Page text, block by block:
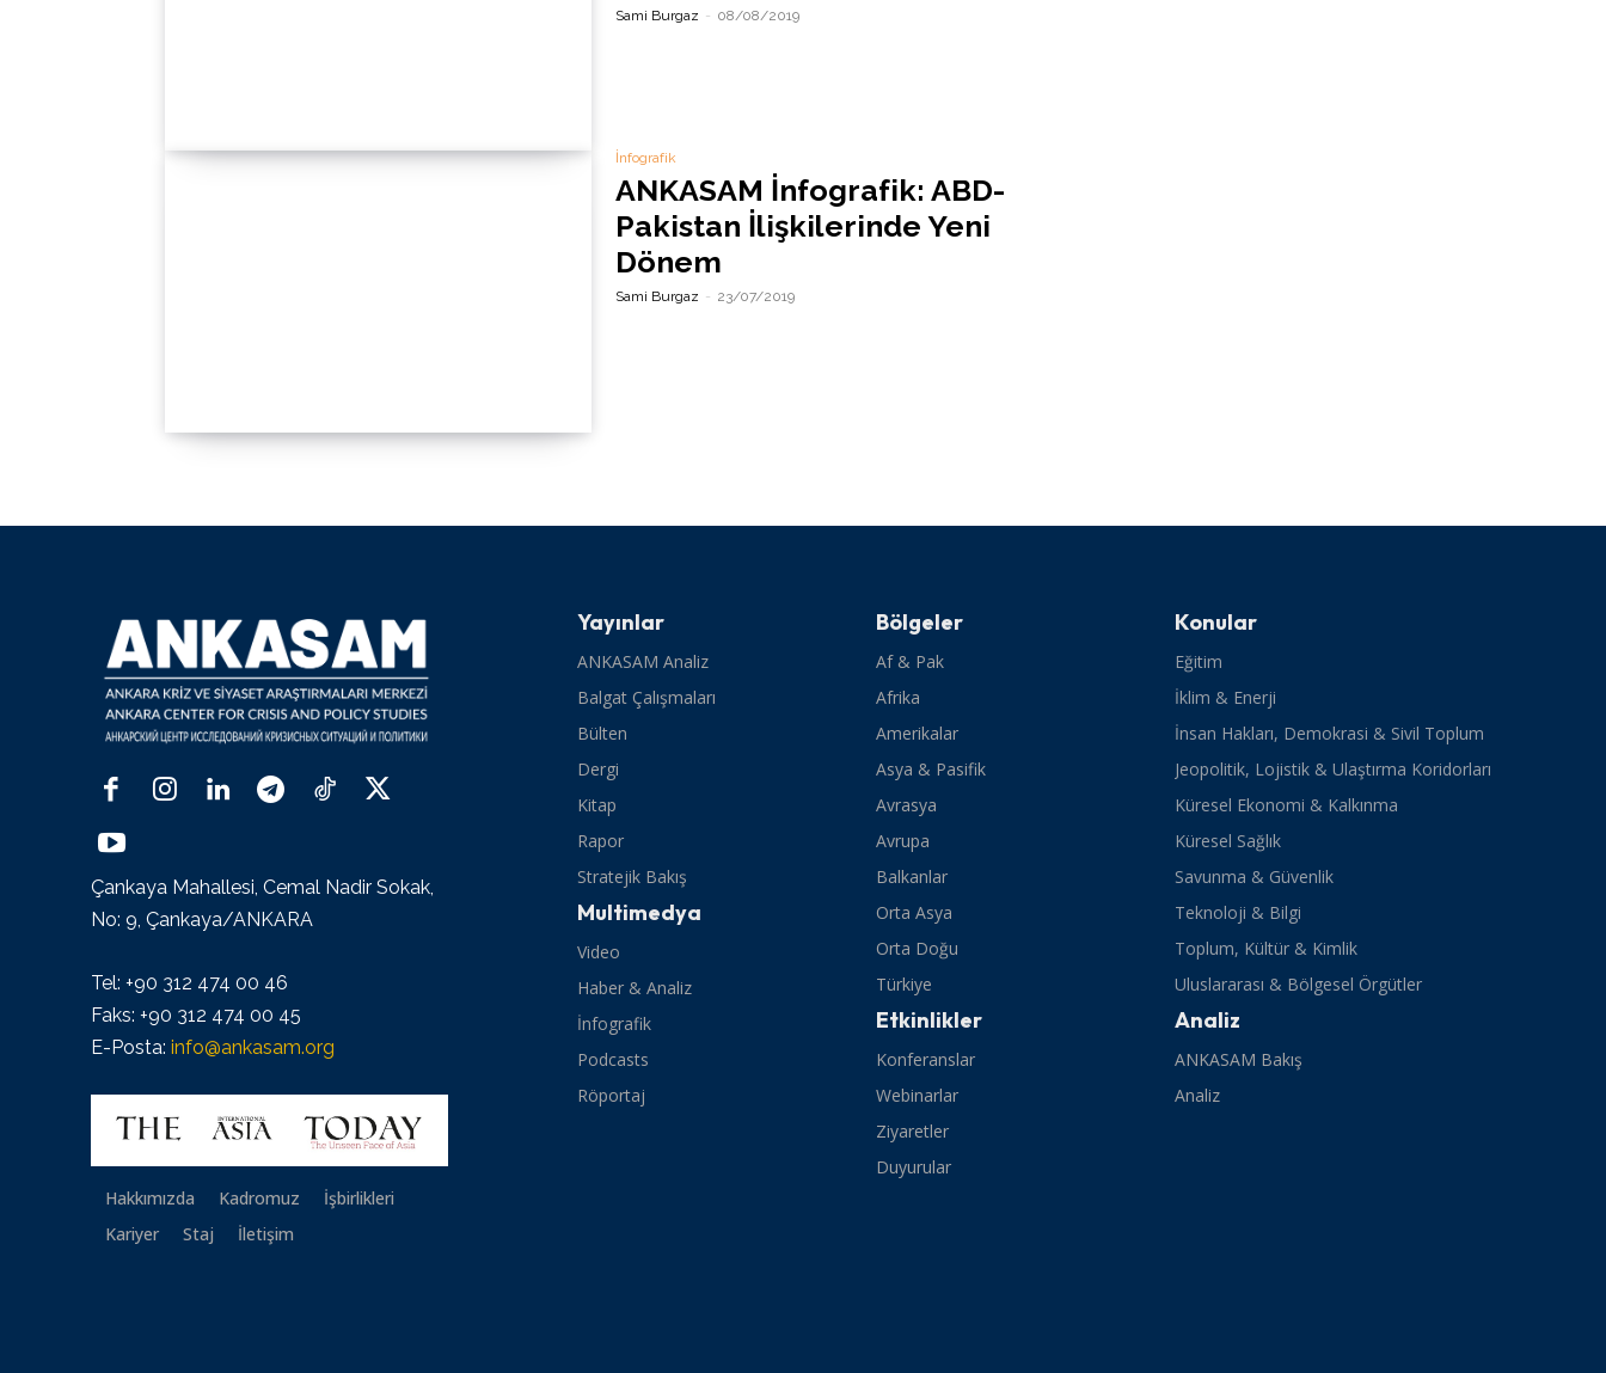
Sami Burgaz - 08/08/2019
İnfografik
ANKASAM İnfografik: ABD-
Pakistan İlişkilerinde Yeni
Dönem
Sami Burgaz - 23/07/2019
Çankaya Mahallesi, Cemal Nadir Sokak,
No: 9, Çankaya/ANKARA
Tel: +90 312 474 00 46
Faks: +90 312 474 00 45
E-Posta: info@ankasam.org
Hakkımızda Kadromuz
İşbirlikleri
Kariyer
Staj İletişim
Yayınlar
ANKASAM Analiz
Balgat Çalışmaları
Bülten
Dergi
Kitap
Rapor
Stratejik Bakış
Multimedya
Video
Haber & Analiz
İnfografik
Podcasts
Röportaj
Bölgeler
Af & Pak
Afrika
Amerikalar
Asya & Pasifik
Avrasya
Avrupa
Balkanlar
Orta Asya
Orta Doğu
Türkiye
Etkinlikler
Konferanslar
Webinarlar
Ziyaretler
Duyurular
Konular
Eğitim
İklim & Enerji
İnsan Hakları, Demokrasi & Sivil Toplum
Jeopolitik, Lojistik & Ulaştırma Koridorları
Küresel Ekonomi & Kalkınma
Küresel Sağlık
Savunma & Güvenlik
Teknoloji & Bilgi
Toplum, Kültür & Kimlik
Uluslararası & Bölgesel Örgütler
Analiz
ANKASAM Bakış
Analiz